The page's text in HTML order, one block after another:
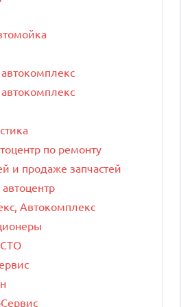
автокомплекс
автокомплекс
по ремонту
и продаже запчастей
Автокомплекс